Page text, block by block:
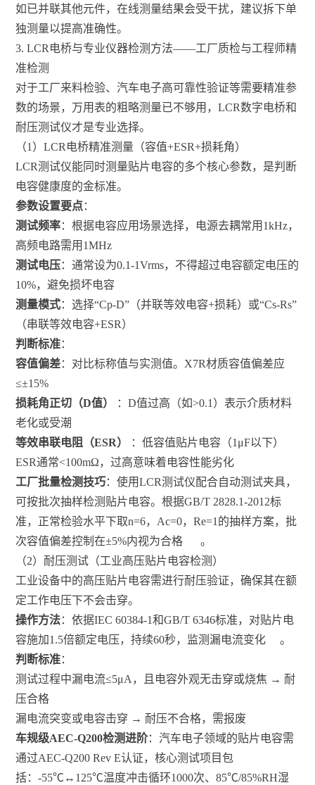
如已并联其他元件，在线测量结果会受干扰，建议拆下单
独测量以提高准确性。
3. LCR电桥与专业仪器检测方法——工厂质检与工程师精
准检测
对于工厂来料检验、汽车电子高可靠性验证等需要精准参
数的场景，万用表的粗略测量已不够用，LCR数字电桥和
耐压测试仪才是专业选择。
（1）LCR电桥精准测量（容值+ESR+损耗角）
LCR测试仪能同时测量贴片电容的多个核心参数，是判断
电容健康度的金标准。
参数设置要点：
测试频率：根据电容应用场景选择，电源去耦常用1kHz，
高频电路需用1MHz
测试电压：通常设为0.1-1Vrms，不得超过电容额定电压的
10%，避免损坏电容
测量模式：选择“Cp-D”（并联等效电容+损耗）或“Cs-Rs”
（串联等效电容+ESR）
判断标准：
容值偏差：对比标称值与实测值。X7R材质容值偏差应
≤±15%
损耗角正切（D值）
：D值过高（如>0.1）表示介质材料
老化或受潮
等效串联电阻（ESR）
：低容值贴片电容（1μF以下）
ESR通常<100mΩ，过高意味着电容性能劣化
工厂批量检测技巧：使用LCR测试仪配合自动测试夹具，
可按批次抽样检测贴片电容。根据GB/T 2828.1-2012标
准，正常检验水平下取n=6，Ac=0，Re=1的抽样方案，批
次容值偏差控制在±5%内视为合格
。
（2）耐压测试（工业高压贴片电容检测）
工业设备中的高压贴片电容需进行耐压验证，确保其在额
定工作电压下不会击穿。
操作方法：依据IEC 60384-1和GB/T 6346标准，对贴片电
容施加1.5倍额定电压，持续60秒，监测漏电流变化
。
判断标准：
测试过程中漏电流≤5μA，且电容外观无击穿或烧焦 → 耐
压合格
漏电流突变或电容击穿 → 耐压不合格，需报废
车规级AEC-Q200检测进阶：汽车电子领域的贴片电容需
通过AEC-Q200 Rev E认证，核心测试项目包
括：-55℃↔125℃温度冲击循环1000次、85℃/85%RH湿